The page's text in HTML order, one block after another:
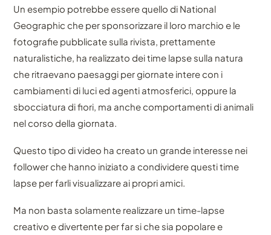
Un esempio potrebbe essere quello di National
Geographic che per sponsorizzare il loro marchio e le
fotografie pubblicate sulla rivista, prettamente
naturalistiche, ha realizzato dei time lapse sulla natura
che ritraevano paesaggi per giornate intere con i
cambiamenti di luci ed agenti atmosferici, oppure la
sbocciatura di fiori, ma anche comportamenti di animali
nel corso della giornata.
Questo tipo di video ha creato un grande interesse nei
follower che hanno iniziato a condividere questi time
lapse per farli visualizzare ai propri amici.
Ma non basta solamente realizzare un time-lapse
creativo e divertente per far si che sia popolare e